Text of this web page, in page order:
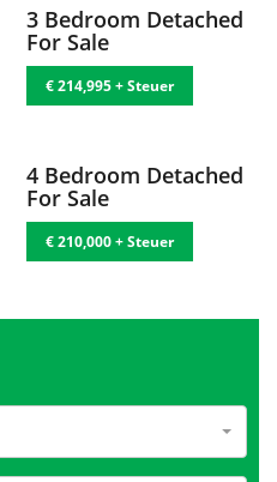
3 Bedroom Detached
For Sale
€ 214,995 + Steuer
4 Bedroom Detached
For Sale
€ 210,000 + Steuer